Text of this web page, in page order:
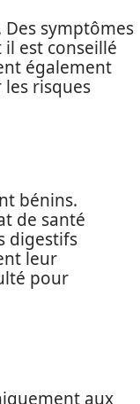
symptômes
est conseillé
également
risques
bénins.
de santé
digestifs
leur
pour
aux